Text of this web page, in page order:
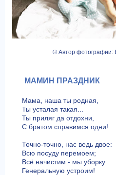
© Автор фотографии:
МАМИН ПРАЗДНИК
Мама, наша ты родная,
Ты усталая такая...
Ты приляг да отдохни,
С братом справимся одни!
Точно-точно, нас ведь двое:
Всю посуду перемоем;
Всё начистим - мы уборку
Генеральную устроим!